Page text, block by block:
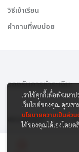
วิธีเข้าเรียน
คำถามที่พบบ่อย
สงวนลิขสิทธิ์ © 2565 บ
รองรับการชำระเงิน:
เราใช้คุกกี้เพื่อพัฒนา
เว็บไซต์ของคุณ คุณสา
นโยบายความเป็นส่ว
ได้ของคุณได้เองโดยค